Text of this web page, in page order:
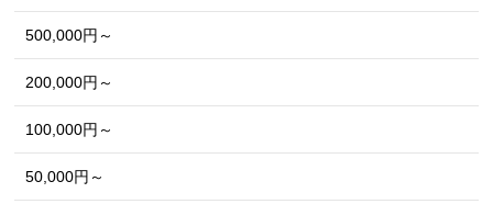
500,000円～
200,000円～
100,000円～
50,000円～